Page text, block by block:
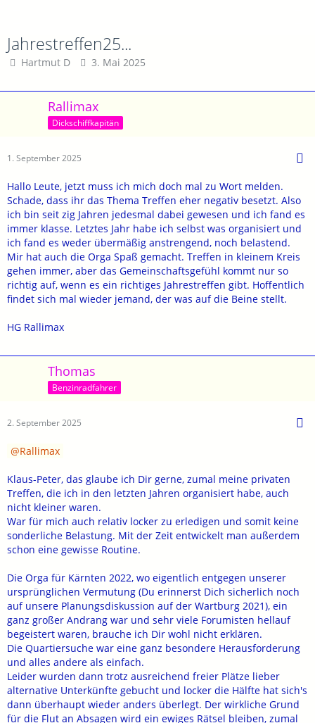
Jahrestreffen25...
Hartmut D 3. Mai 2025
Rallimax
Dickschiffkapitän
1. September 2025
Hallo Leute, jetzt muss ich mich doch mal zu Wort melden.
Schade, dass ihr das Thema Treffen eher negativ besetzt. Also
ich bin seit zig Jahren jedesmal dabei gewesen und ich fand es
immer klasse. Letztes Jahr habe ich selbst was organisiert und
ich fand es weder übermäßig anstrengend, noch belastend.
Mir hat auch die Orga Spaß gemacht. Treffen in kleinem Kreis
gehen immer, aber das Gemeinschaftsgefühl kommt nur so
richtig auf, wenn es ein richtiges Jahrestreffen gibt. Hoffentlich
findet sich mal wieder jemand, der was auf die Beine stellt.
HG Rallimax
Thomas
Benzinradfahrer
2. September 2025
Rallimax
Klaus-Peter, das glaube ich Dir gerne, zumal meine privaten
Treffen, die ich in den letzten Jahren organisiert habe, auch
nicht kleiner waren.
War für mich auch relativ locker zu erledigen und somit keine
sonderliche Belastung. Mit der Zeit entwickelt man außerdem
schon eine gewisse Routine.
Die Orga für Kärnten 2022, wo eigentlich entgegen unserer
ursprünglichen Vermutung (Du erinnerst Dich sicherlich noch
auf unsere Planungsdiskussion auf der Wartburg 2021), ein
ganz großer Andrang war und sehr viele Forumisten hellauf
begeistert waren, brauche ich Dir wohl nicht erklären.
Die Quartiersuche war eine ganz besondere Herausforderung
und alles andere als einfach.
Leider wurden dann trotz ausreichend freier Plätze lieber
alternative Unterkünfte gebucht und locker die Hälfte hat sich's
dann überhaupt wieder anders überlegt. Der wirkliche Grund
für die Flut an Absagen wird ein ewiges Rätsel bleiben, zumal